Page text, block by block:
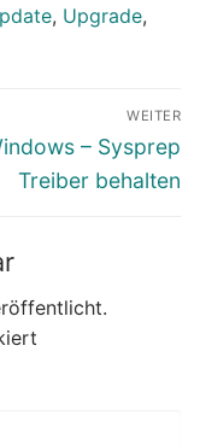
, Upgrade,
WEITER
– Sysprep
Treiber behalten